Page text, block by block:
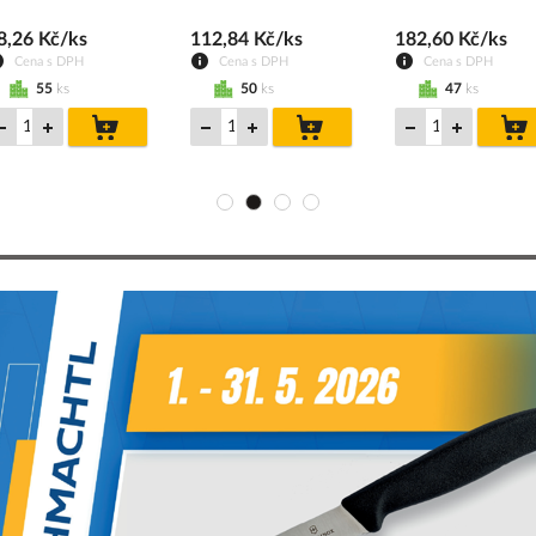
Cena s DPH
Kč/ks
55 ks
košíku
Cena s DPH
112,84 Kč/ks
50 ks
košíku
Cena s DPH
182,60 Kč/ks
47 ks